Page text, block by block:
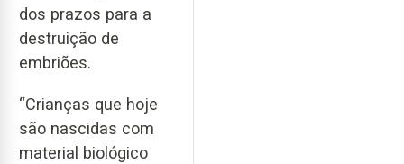
dos prazos para a
destruição de
embriões.
“Crianças que hoje
são nascidas com
material biológico